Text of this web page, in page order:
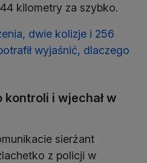
kilometry za szybko.
dwie kolizje i 256
wyjaśnić, dlaczego
kontroli i wjechał w
sierżant
z policji w